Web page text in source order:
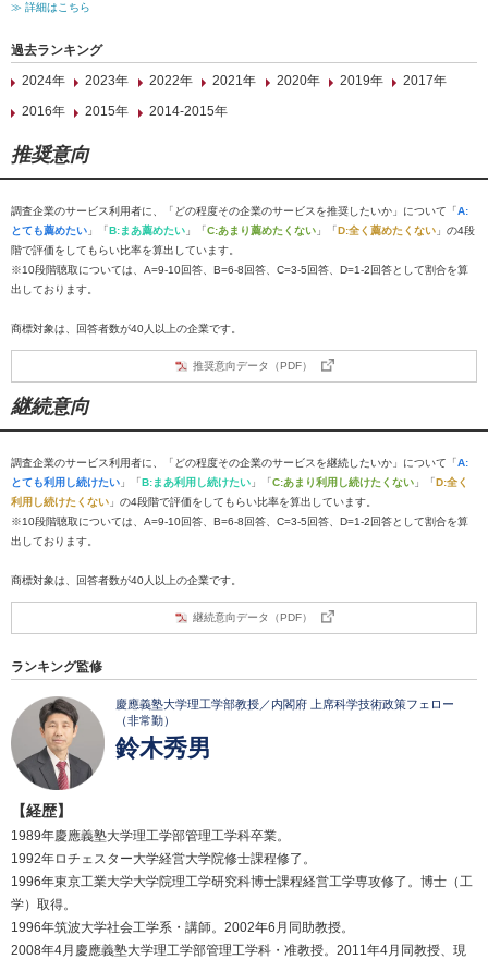
≫ 詳細はこちら
過去ランキング
2024年
2023年 2022年 2021年 2020年 2019年
2017年
2016年
2015年 2014-2015年
推奨意向
調査企業のサービス利用者に、「どの程度その企業のサービスを推奨したいか」について「A:
とても薦めたい 」「B:まあ薦めたい 」「C:あまり薦めたくない 」「D:全く薦めたくない 」の4段
階で評価をしてもらい比率を算出しています。
※10段階聴取については、A=9-10回答、B=6-8回答、C=3-5回答、D=1-2回答として割合を算
出しております。
商標対象は、回答者数が40人以上の企業です。
推奨意向データ（PDF）
継続意向
調査企業のサービス利用者に、「どの程度その企業のサービスを継続したいか」について「A:
とても利用し続けたい 」「B:まあ利用し続けたい 」「C:あまり利用し続けたくない 」「D:全く
利用し続けたくない 」の4段階で評価をしてもらい比率を算出しています。
※10段階聴取については、A=9-10回答、B=6-8回答、C=3-5回答、D=1-2回答として割合を算
出しております。
商標対象は、回答者数が40人以上の企業です。
継続意向データ（PDF）
ランキング監修
慶應義塾大学理工学部教授／内閣府 上席科学技術政策フェロー
（非常勤）
鈴木秀男
【経歴】
1989年慶應義塾大学理工学部管理工学科卒業。
1992年ロチェスター大学経営大学院修士課程修了。
1996年東京工業大学大学院理工学研究科博士課程経営工学専攻修了。博士（工
学）取得。
1996年筑波大学社会工学系・講師。2002年6月同助教授。
2008年4月慶應義塾大学理工学部管理工学科・准教授。2011年4月同教授、現